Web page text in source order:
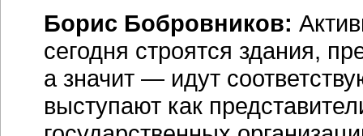
Борис Бобровников:
сегодня строятся здания,
а значит — идут
выступают как